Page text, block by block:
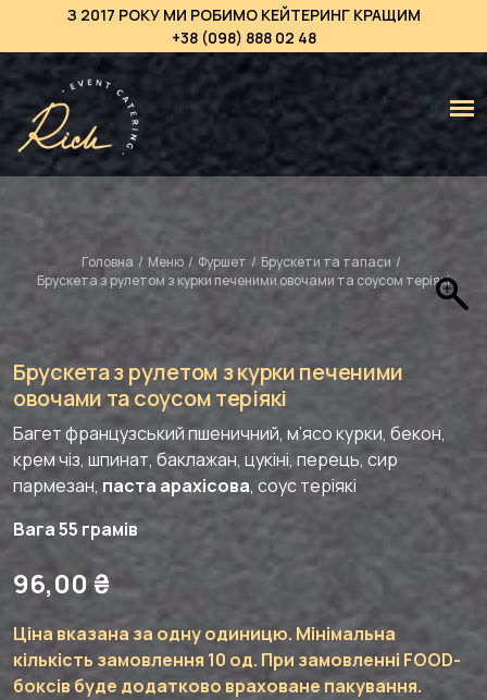
З 2017 РОКУ МИ РОБИМО КЕЙТЕРИНГ КРАЩИМ
+38 (098) 888 02 48
Головна / Меню / Фуршет / Брускети та тапаси /
Брускета з рулетом з курки печеними овочами та соусом теріякі
Брускета з рулетом з курки печеними
овочами та соусом теріякі
Багет французський пшеничний, м’ясо курки, бекон,
крем чіз, шпинат, баклажан, цукіні, перець, сир
пармезан, паста арахісова, соус теріякі
Вага 55 грамів
96,00 ₴
Ціна вказана за одну одиницю. Мінімальна
кількість замовлення 10 од. При замовленні FOOD-
боксів буде додатково враховане пакування.